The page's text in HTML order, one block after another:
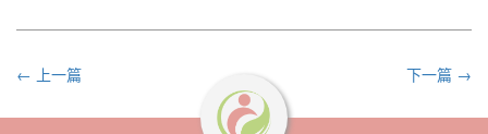
← 上一篇 下一篇 →